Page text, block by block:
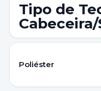
Tipo de
Poliéster